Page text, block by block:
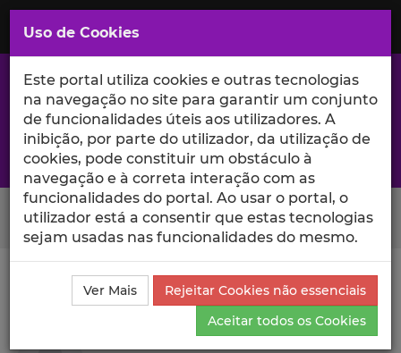
Saltar
para
Conteúdo
Principal
A excelência da investigação e ciência no Iscte
Search Button
Ciência_Iscte Autores
Ivonne Herrera Pineda
Currículo
Ivonne Herrera Pineda
Uso de Cookies
Este portal utiliza cookies e outras tecnologias
na navegação no site para garantir um conjunto
de funcionalidades úteis aos utilizadores. A
inibição, por parte do utilizador, da utilização de
cookies, pode constituir um obstáculo à
navegação e à correta interação com as
funcionalidades do portal. Ao usar o portal, o
utilizador está a consentir que estas tecnologias
sejam usadas nas funcionalidades do mesmo.
Ver Mais
Rejeitar Cookies não essenciais
Aceitar todos os Cookies